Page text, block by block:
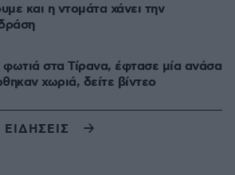
και η ντομάτα χάνει την
φωτιά στα Τίρανα, έφτασε μία ανάσα
χωριά, δείτε βίντεο